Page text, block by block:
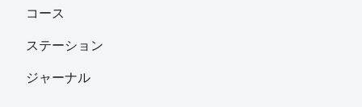
コース
ステーション
ジャーナル